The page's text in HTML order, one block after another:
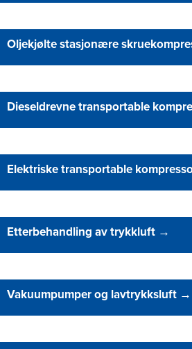
Oljekjølte stasjonære
Dieseldrevne transportable
Elektriske transportable
Etterbehandling av trykkluft →
Vakuumpumper og lavtrykksluft →